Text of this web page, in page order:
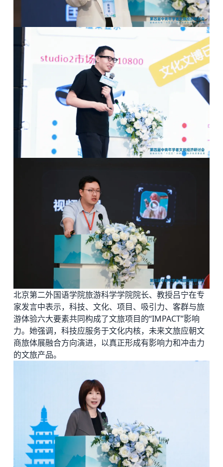
北京第二外国语学院旅游科学学院院长、教授吕宁在专
家发言中表示，科技、文化、项目、吸引力、客群与旅
游体验六大要素共同构成了文旅项目的“IMPACT”影响
力。她强调，科技应服务于文化内核，未来文旅应朝文
商旅体展融合方向演进，以真正形成有影响力和冲击力
的文旅产品。